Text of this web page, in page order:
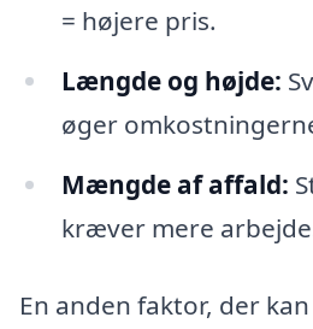
= højere pris.
Længde og højde:
øger
Mængde af affald:
kræver mere
En anden faktor, der